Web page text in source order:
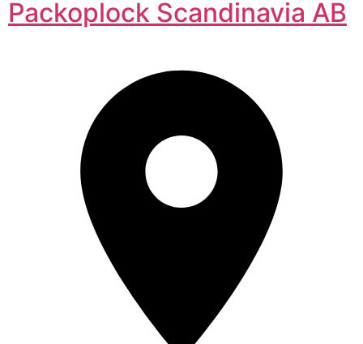
Packoplock Scandinavia AB